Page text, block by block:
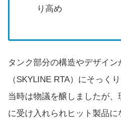
り高め
タンク部分の構造やデザイン
（SKYLINE RTA）にそっく
当時は物議を醸しましたが
に受け入れられヒット製品に